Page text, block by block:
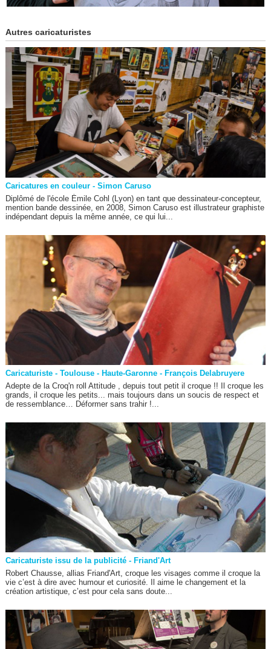
Autres caricaturistes
Caricatures en couleur - Simon Caruso
Diplômé de l'école Émile Cohl (Lyon) en tant que dessinateur-concepteur,
mention bande dessinée, en 2008, Simon Caruso est illustrateur graphiste
indépendant depuis la même année, ce qui lui...
Caricaturiste - Toulouse - Haute-Garonne - François Delabruyere
Adepte de la Croq'n roll Attitude , depuis tout petit il croque !! Il croque les
grands, il croque les petits... mais toujours dans un soucis de respect et
de ressemblance… Déformer sans trahir !...
Caricaturiste issu de la publicité - Friand'Art
Robert Chausse, allias Friand'Art, croque les visages comme il croque la
vie c’est à dire avec humour et curiosité. Il aime le changement et la
création artistique, c’est pour cela sans doute...